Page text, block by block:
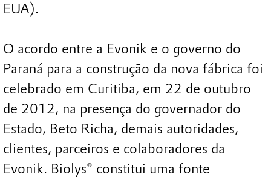
EUA).
O acordo entre a Evonik e o governo do
Paraná para a construção da nova fábrica foi
celebrado em Curitiba, em 22 de outubro
de 2012, na presença do governador do
Estado, Beto Richa, demais autoridades,
clientes, parceiros e colaboradores da
Evonik. Biolys® constitui uma fonte